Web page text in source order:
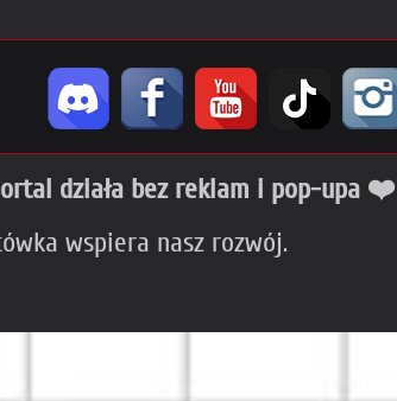
działa bez reklam i pop-upa ❤️
wspiera nasz rozwój.